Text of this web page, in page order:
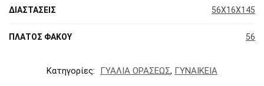
ΔΙΑΣΤΑΣΕΙΣ 56X16X145
ΠΛΑΤΟΣ ΦΑΚΟΥ 56
Κατηγορίες: ΓΥΑΛΙΑ ΟΡΑΣΕΩΣ, ΓΥΝΑΙΚΕΙΑ